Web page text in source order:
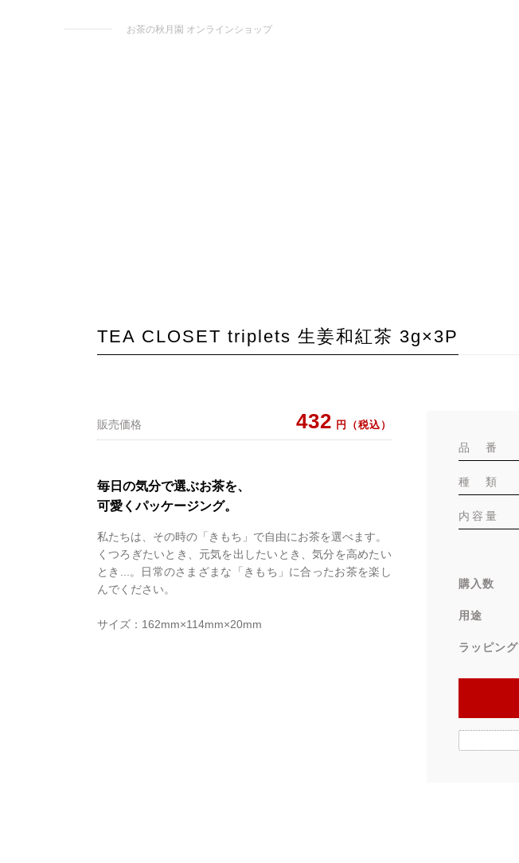
お茶の秋月園 オンラインショップ
TEA CLOSET triplets 生姜和紅茶 3g×3P
販売価格 432 円（税込）
毎日の気分で選ぶお茶を、
可愛くパッケージング。
私たちは、その時の「きもち」で自由にお茶を選べます。
くつろぎたいとき、元気を出したいとき、気分を高めたい
とき...。日常のさまざまな「きもち」に合ったお茶を楽し
んでください。
サイズ：162mm×114mm×20mm
品 番
種 類
内容量
購入数
用途
ラッピング